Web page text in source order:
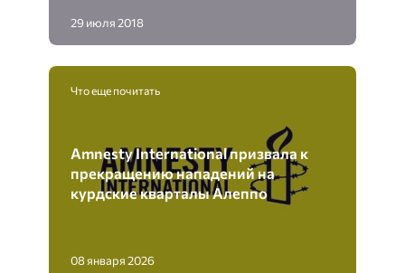
29 июля 2018
Что еще почитать
Amnesty International призвала к
прекращению нападений на
курдские кварталы Алеппо
08 января 2026